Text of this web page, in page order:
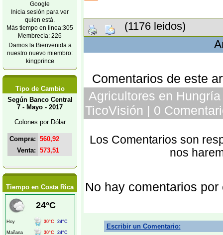
Google
Inicia sesión para ver
quien está.
Más tiempo en linea:305
Membrecía: 226
Damos la Bienvenida a
nuestro nuevo miembro:
kingprince
Tipo de Cambio
Según Banco Central
7 - Mayo - 2017
Colones por Dólar
Compra: 560,92
Venta: 573,51
Tiempo en Costa Rica
(1176 leidos)
Comentarios de este
Agricultores en
TicoVisión | 0
Los Comentarios son
nos
No hay comentarios por
Escribir un Comentario: